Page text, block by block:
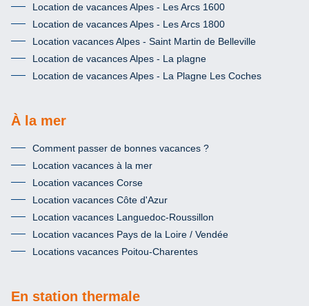
Location de vacances Alpes - Les Arcs 1600
Location de vacances Alpes - Les Arcs 1800
Location vacances Alpes - Saint Martin de Belleville
Location de vacances Alpes - La plagne
Location de vacances Alpes - La Plagne Les Coches
À la mer
Comment passer de bonnes vacances ?
Location vacances à la mer
Location vacances Corse
Location vacances Côte d'Azur
Location vacances Languedoc-Roussillon
Location vacances Pays de la Loire / Vendée
Locations vacances Poitou-Charentes
En station thermale